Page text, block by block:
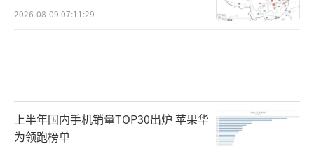
2026-08-09 07:11:29
上半年国内手机销量TOP30出炉 苹果华
为领跑榜单